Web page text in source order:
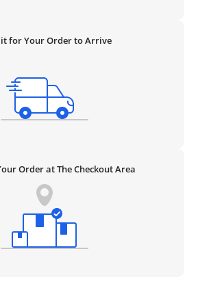
for Your Order to Arrive
Order at The Checkout Area